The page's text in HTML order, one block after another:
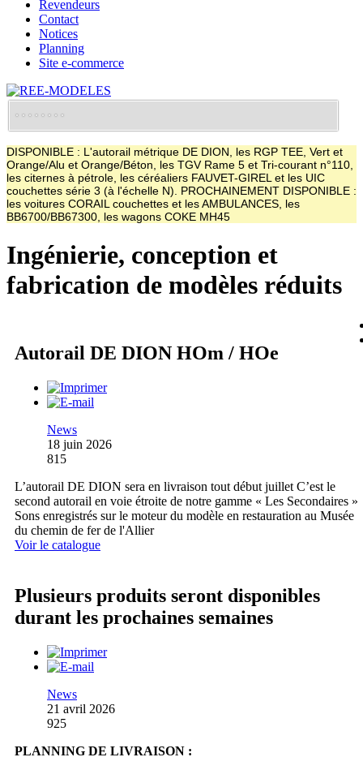
Revendeurs
Contact
Notices
Planning
Site e-commerce
DISPONIBLE : L'autorail métrique DE DION, les RGP TEE, Vert et
Orange/Alu et Orange/Béton, les TGV Rame 5 et Tri-courant n°110,
les citernes à pétrole, les céréaliers FAUVET-GIREL et les UIC
couchettes série 3 (à l'échelle N). PROCHAINEMENT DISPONIBLE :
les voitures CORAIL couchettes et les AMBULANCES, les
BB6700/BB67300, les wagons COKE MH45
Ingénierie, conception et
fabrication de modèles réduits
Autorail DE DION HOm / HOe
News
18 juin 2026
815
L’autorail DE DION sera en livraison tout début juillet C’est le
second autorail en voie étroite de notre gamme « Les Secondaires »
Sons enregistrés sur le moteur du modèle en restauration au Musée
du chemin de fer de l'Allier
Voir le catalogue
Plusieurs produits seront disponibles
durant les prochaines semaines
News
21 avril 2026
925
PLANNING DE LIVRAISON :